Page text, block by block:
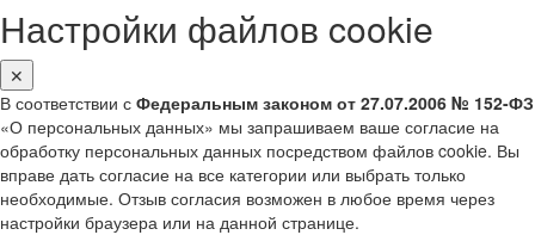
Настройки файлов cookie
✕
В соответствии с Федеральным законом от 27.07.2006 № 152-ФЗ
«О персональных данных» мы запрашиваем ваше согласие на
обработку персональных данных посредством файлов cookie. Вы
вправе дать согласие на все категории или выбрать только
необходимые. Отзыв согласия возможен в любое время через
настройки браузера или на данной странице.